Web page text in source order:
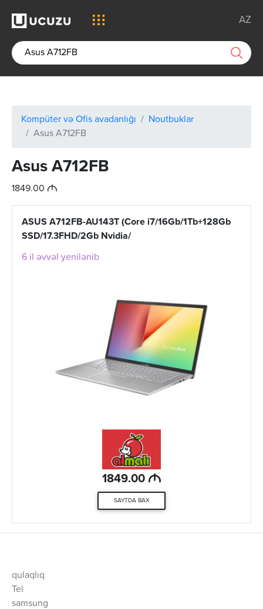
AZ
Kompüter və Ofis avadanlığı
Noutbuklar
Asus A712FB
Asus A712FB
1849.00 M
ASUS A712FB-AU143T (Core i7/16Gb/1Tb+128Gb
SSD/17.3FHD/2Gb Nvidia/
6 il əvvəl yenilənib
1849.00 M
SAYTDA BAX
qulaqlıq
Tel
samsung